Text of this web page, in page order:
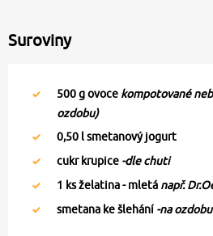
Suroviny
500g ovoce kompotované
ozdobu)
0,50 l smetanový jogurt
cukr krupice -dle chuti
1 ks želatina - mletá např.
smetana ke šlehání -na ozdobu